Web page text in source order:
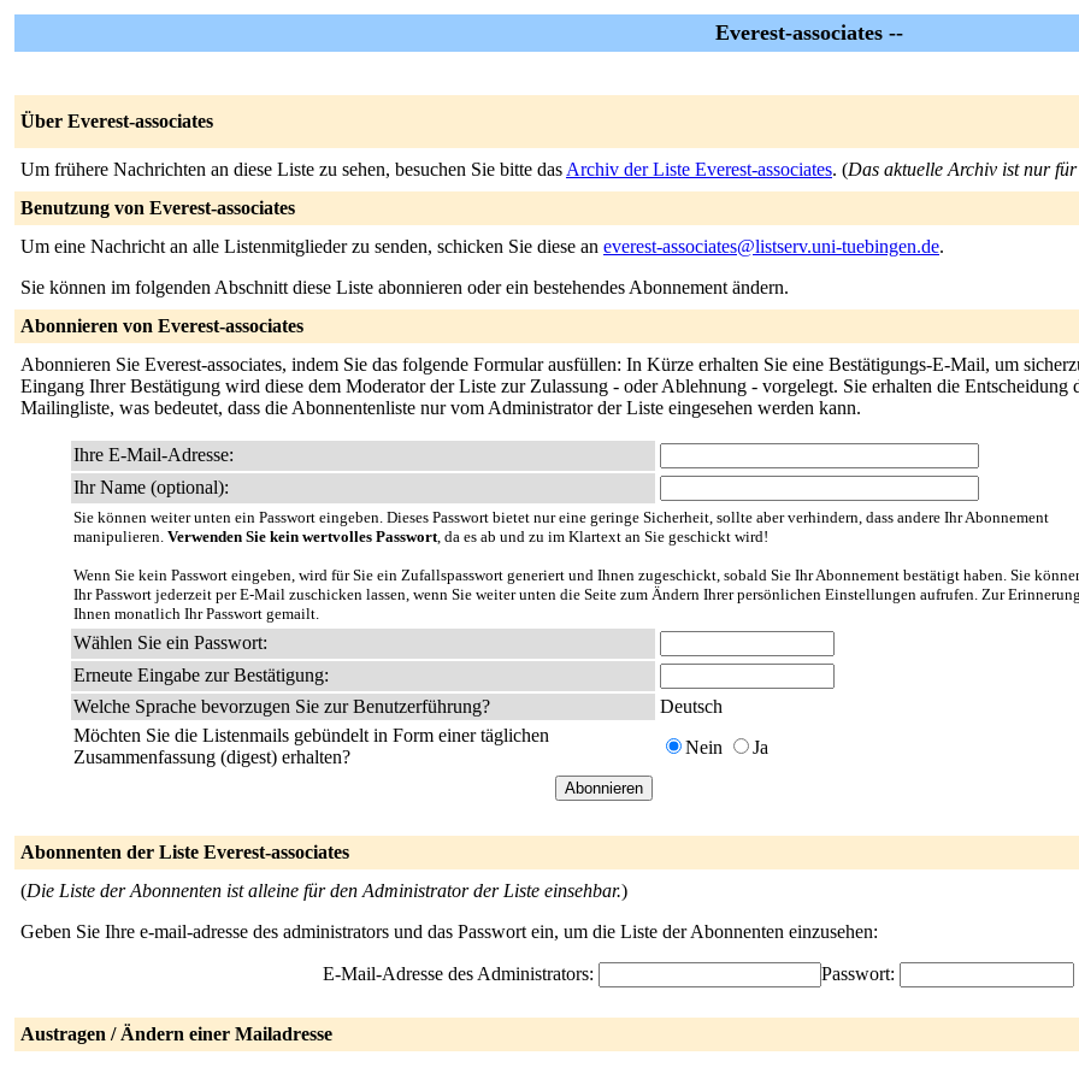
Everest-associates --
Über Everest-associates
Um frühere Nachrichten an diese Liste zu sehen, besuchen Sie bitte das Archiv der Liste Everest-associates. (Das aktuelle Archiv ist nur
Benutzung von Everest-associates
Um eine Nachricht an alle Listenmitglieder zu senden, schicken Sie diese an everest-associates@listserv.uni-tuebingen.de.
Sie können im folgenden Abschnitt diese Liste abonnieren oder ein bestehendes Abonnement ändern.
Abonnieren von Everest-associates
Abonnieren Sie Everest-associates, indem Sie das folgende Formular ausfüllen: In Kürze erhalten Sie eine Bestätigungs-E-Mail, um
Eingang Ihrer Bestätigung wird diese dem Moderator der Liste zur Zulassung - oder Ablehnung - vorgelegt. Sie erhalten die
Mailingliste, was bedeutet, dass die Abonnentenliste nur vom Administrator der Liste eingesehen werden kann.
Ihre E-Mail-Adresse:
Ihr Name (optional):
Sie können weiter unten ein Passwort eingeben. Dieses Passwort bietet nur eine geringe Sicherheit, sollte aber verhindern, dass andere Ihr Abonnement
manipulieren. Verwenden Sie kein wertvolles Passwort, da es ab und zu im Klartext an Sie geschickt wird!
Wenn Sie kein Passwort eingeben, wird für Sie ein Zufallspasswort generiert und Ihnen zugeschickt, sobald Sie Ihr Abonnement bestätigt haben. Sie
Ihr Passwort jederzeit per E-Mail zuschicken lassen, wenn Sie weiter unten die Seite zum Ändern Ihrer persönlichen Einstellungen aufrufen. Zur
Ihnen monatlich Ihr Passwort gemailt.
Wählen Sie ein Passwort:
Erneute Eingabe zur Bestätigung:
Welche Sprache bevorzugen Sie zur Benutzerführung?
Deutsch
Möchten Sie die Listenmails gebündelt in Form einer täglichen
Zusammenfassung (digest) erhalten?
Nein Ja
Abonnenten der Liste Everest-associates
(Die Liste der Abonnenten ist alleine für den Administrator der Liste einsehbar.)
Geben Sie Ihre e-mail-adresse des administrators und das Passwort ein, um die Liste der Abonnenten einzusehen:
E-Mail-Adresse des Administrators: Passwort:
Austragen / Ändern einer Mailadresse